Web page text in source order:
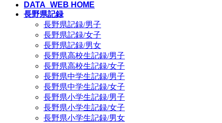
DATA_WEB HOME
長野県記録
長野県記録/男子
長野県記録/女子
長野県記録/男女
長野県高校生記録/男子
長野県高校生記録/女子
長野県中学生記録/男子
長野県中学生記録/女子
長野県小学生記録/男子
長野県小学生記録/女子
長野県小学生記録/男女